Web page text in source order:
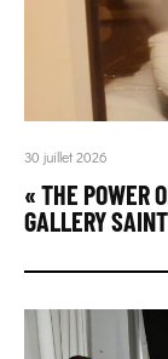
30 juillet 2026
« THE POWER
GALLERY